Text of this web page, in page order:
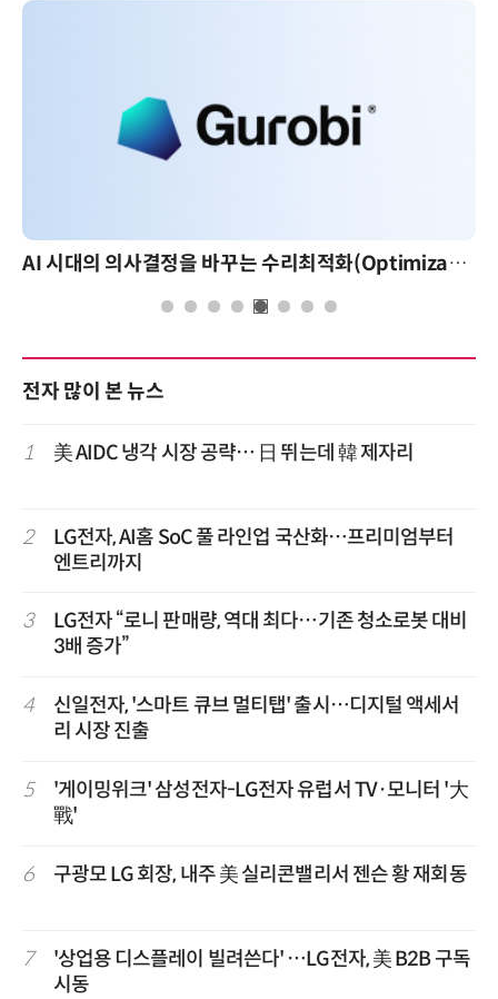
AI 시대의 의사결정을 바꾸는 수리최적화(Optimization): 실제 산업 적용 사례와 활용 전략
전자 많이 본 뉴스
1 美 AIDC 냉각 시장 공략… 日 뛰는데 韓 제자리
2
LG전자, AI홈 SoC 풀 라인업 국산화…프리미엄부터
엔트리까지
3
LG전자 “로니 판매량, 역대 최다…기존 청소로봇 대비
3배 증가”
4
신일전자, '스마트 큐브 멀티탭' 출시…디지털 액세서
리 시장 진출
5
'게이밍위크' 삼성전자-LG전자 유럽서 TV·모니터 '大
戰'
6 구광모 LG 회장, 내주 美 실리콘밸리서 젠슨 황 재회동
7
'상업용 디스플레이 빌려쓴다' …LG전자, 美 B2B 구독
시동